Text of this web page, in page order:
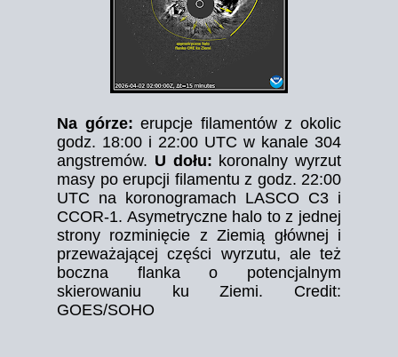
Na górze: erupcje filamentów z okolic
godz. 18:00 i 22:00 UTC w kanale 304
angstremów. U dołu: koronalny wyrzut
masy po erupcji filamentu z godz. 22:00
UTC na koronogramach LASCO C3 i
CCOR-1. Asymetryczne halo to z jednej
strony rozminięcie z Ziemią głównej i
przeważającej części wyrzutu, ale też
boczna flanka o potencjalnym
skierowaniu ku Ziemi. Credit:
GOES/SOHO